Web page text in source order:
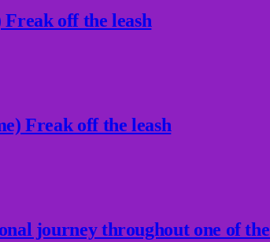
off the leash
Freak off the leash
journey throughout one of